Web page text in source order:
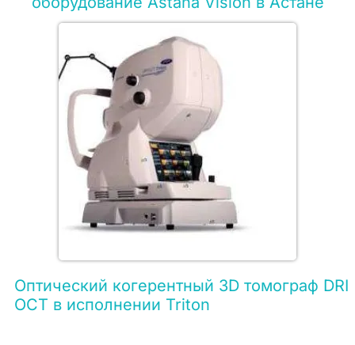
Оптический когерентный 3D томограф DRI
ОСТ в исполнении Triton